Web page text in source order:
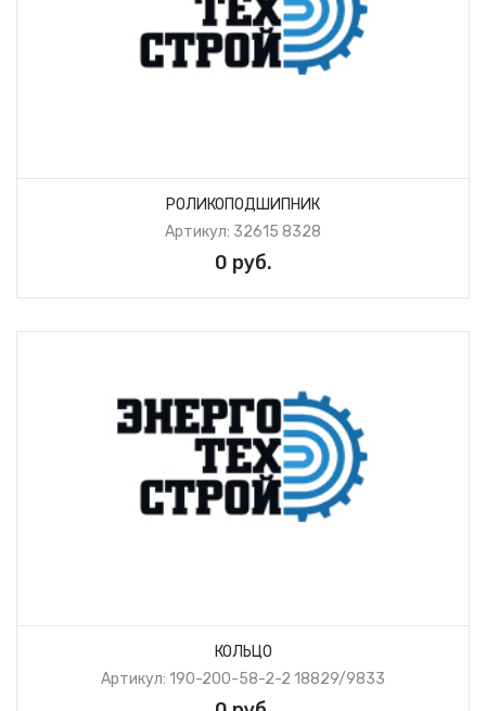
РОЛИКОПОДШИПНИК
Артикул: 32615 8328
0 руб.
КОЛЬЦО
Артикул: 190-200-58-2-2 18829/9833